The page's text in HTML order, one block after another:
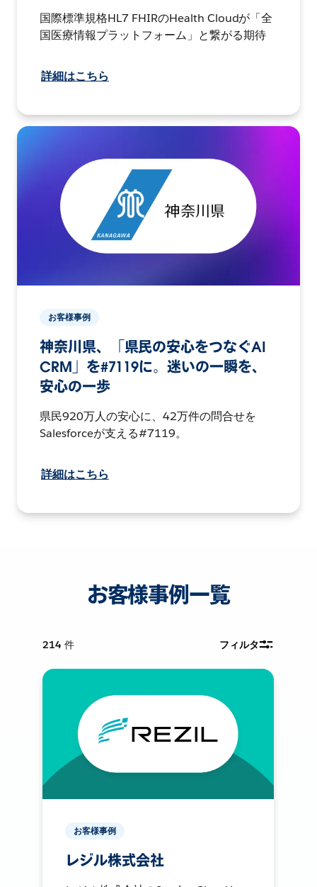
国際標準規格HL7 FHIRのHealth Cloudが「全
国医療情報プラットフォーム」と繋がる期待
詳細はこちら
お客様事例
神奈川県、「県民の安心をつなぐAI
CRM」を#7119に。迷いの一瞬を、
安心の一歩
県民920万人の安心に、42万件の問合せを
Salesforceが支える#7119。
詳細はこちら
お客様事例一覧
214 件 フィルタ
お客様事例
レジル株式会社